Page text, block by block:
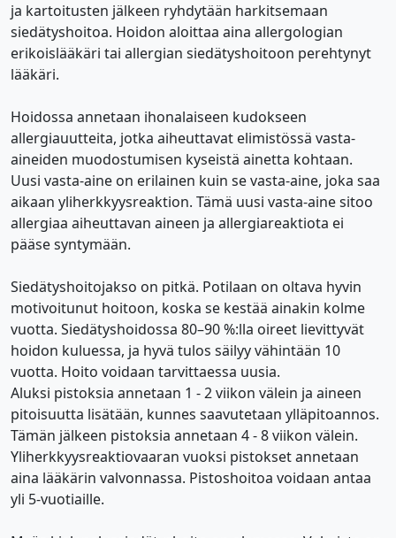
ja kartoitusten jälkeen ryhdytään harkitsemaan
siedätyshoitoa. Hoidon aloittaa aina allergologian
erikoislääkäri tai allergian siedätyshoitoon perehtynyt
lääkäri.
Hoidossa annetaan ihonalaiseen kudokseen
allergiauutteita, jotka aiheuttavat elimistössä vasta-
aineiden muodostumisen kyseistä ainetta kohtaan.
Uusi vasta-aine on erilainen kuin se vasta-aine, joka saa
aikaan yliherkkyysreaktion. Tämä uusi vasta-aine sitoo
allergiaa aiheuttavan aineen ja allergiareaktiota ei
pääse syntymään.
Siedätyshoitojakso on pitkä. Potilaan on oltava hyvin
motivoitunut hoitoon, koska se kestää ainakin kolme
vuotta. Siedätyshoidossa 80–90 %:lla oireet lievittyvät
hoidon kuluessa, ja hyvä tulos säilyy vähintään 10
vuotta. Hoito voidaan tarvittaessa uusia.
Aluksi pistoksia annetaan 1 - 2 viikon välein ja aineen
pitoisuutta lisätään, kunnes saavutetaan ylläpitoannos.
Tämän jälkeen pistoksia annetaan 4 - 8 viikon välein.
Yliherkkyysreaktiovaaran vuoksi pistokset annetaan
aina lääkärin valvonnassa. Pistoshoitoa voidaan antaa
yli 5-vuotiaille.